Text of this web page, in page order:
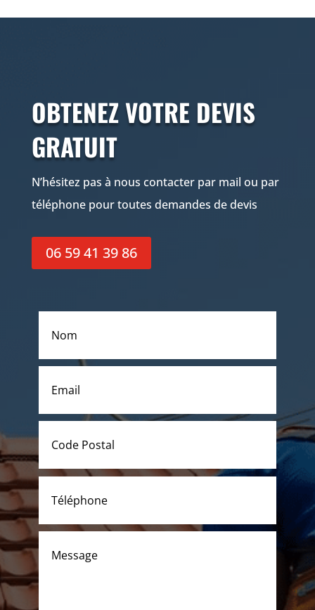
OBTENEZ VOTRE DEVIS
GRATUIT
N’hésitez pas à nous contacter par mail ou par
téléphone pour toutes demandes de devis
06 59 41 39 86